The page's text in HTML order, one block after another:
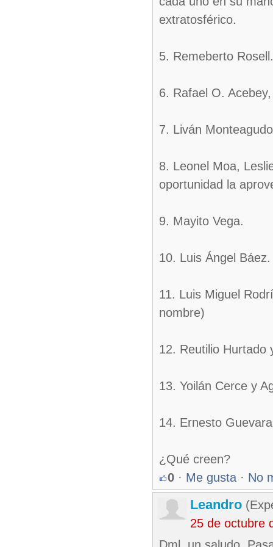
extratosférico.
5. Remeberto Rosell.
6. Rafael O.
7. Liván
8. Leonel Moa,
oportunidad la
9. Mayito Vega.
10. Luis Ángel Báez.
11. Luis Miguel
nombre)
12. Reutilio Hurtado
13. Yoilán Cerce y
14. Ernesto
¿Qué creen?
0 · Me gusta · No
Leandro
25 de octubre